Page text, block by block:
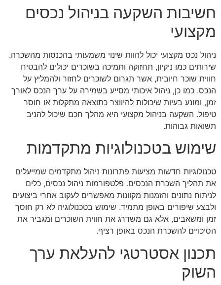
חשיבות השקעה בניהול נכסים
מקצועי
ניהול נכס מקצועי יכול להוות שינוי משמעותי בהכנסות מהשכרה.
שירותים כמו ניקיון, תחזוקה ותמיכה בשוכרים יכולים להבטיח
חווית שוכר חיובית, אשר תגרום לשוכרים לחזור ולהמליץ על
הנכס. כמו כן, ניהול איכותי מסייע בשמירה על ערך הנכס לאורך
זמן, ומונע בעיות שיכולות להיווצר כתוצאה מתקלות או חוסר
טיפול. השקעה בניהול מקצועי היא מהלך חכם שיכול להניב
תשואות גבוהות.
שימוש בטכנולוגיות מתקדמות
טכנולוגיות חדשות מציעות פתרונות ניהול מתקדמים שמייעלים
את תהליך השכרת הנכסים. פלטפורמות ניהול נכסים, כלים
לניתוח נתונים והזמנות מקוונות מאפשרים לעקוב אחרי ביצועים
ולבצע שיפורים באופן מתמיד. שימוש בטכנולוגיה לא רק חוסך
זמן ומשאבים, אלא גם משדרג את חווית השוכרים ומגביר את
הסיכויים להשכרת הנכס באופן רציף.
תכנון אסטרטגי להעלאת ערך
השוק